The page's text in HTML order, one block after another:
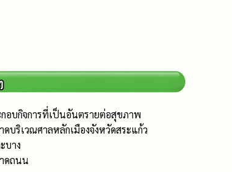
อบกิจการที่เป็นอันตรายต่อสุขภาพ
บริเวณศาลหลักเมืองจังหวัดสระแก้ว
บาง
ดถนน